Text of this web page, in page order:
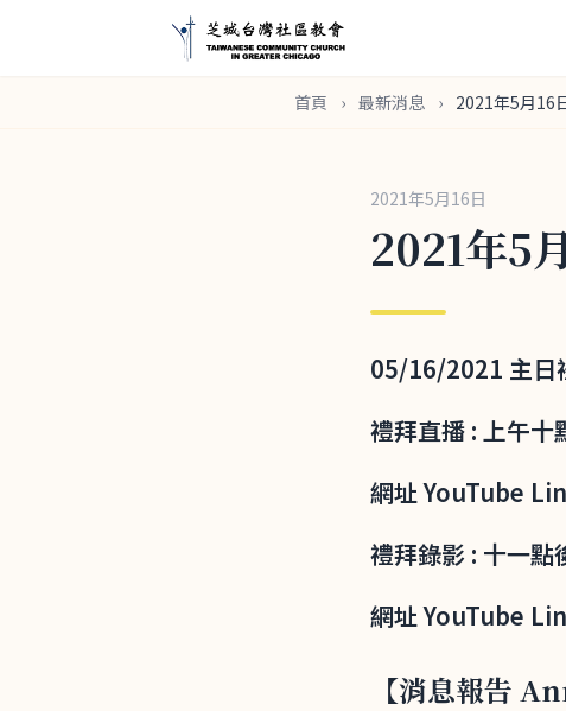
首頁 › 最新消息 › 2021年5月16
2021年5月16日
2021年5
05/16/2021 主日
禮拜直播 : 上午
網址 YouTube
禮拜錄影 : 十一
網址 YouTube
【消息報告